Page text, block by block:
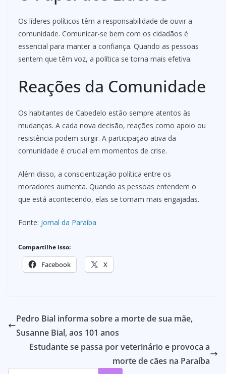
Os líderes políticos têm a responsabilidade de ouvir a
comunidade. Comunicar-se bem com os cidadãos é
essencial para manter a confiança. Quando as pessoas
sentem que têm voz, a política se torna mais efetiva.
Reações da Comunidade
Os habitantes de Cabedelo estão sempre atentos às
mudanças. A cada nova decisão, reações como apoio ou
resistência podem surgir. A participação ativa da
comunidade é crucial em momentos de crise.
Além disso, a conscientização política entre os
moradores aumenta. Quando as pessoas entendem o
que está acontecendo, elas se tornam mais engajadas.
Fonte: Jornal da Paraíba
Compartilhe isso:
Facebook X
Pedro Bial informa sobre a morte de sua mãe,
Susanne Bial, aos 101 anos
Estudante se passa por veterinário e provoca a
morte de cães na Paraíba